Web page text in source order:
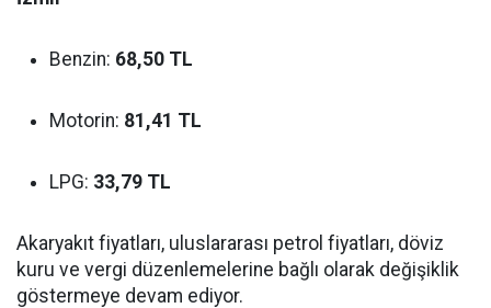
Benzin: 68,50 TL
Motorin: 81,41 TL
LPG: 33,79 TL
Akaryakıt fiyatları, uluslararası petrol fiyatları, döviz
kuru ve vergi düzenlemelerine bağlı olarak değişiklik
göstermeye devam ediyor.